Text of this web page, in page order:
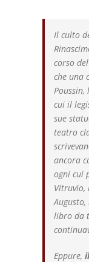
Il culto
corso
che una
cui il
sue
teatro
ancora
ogni cui
Vitruvio,
libro da
Eppure,